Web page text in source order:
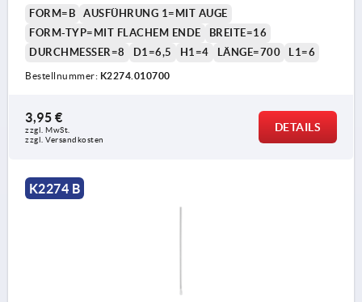
FORM=B
AUSFÜHRUNG 1=MIT AUGE
FORM-TYP=MIT FLACHEM ENDE
BREITE=16
DURCHMESSER=8
D1=6,5 H1=4 LÄNGE=700 L1=6
Bestellnummer: K2274.010700
3,95 €
zzgl. MwSt.
zzgl. Versandkosten
DETAILS
K2274 B